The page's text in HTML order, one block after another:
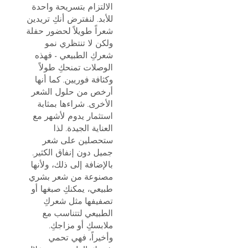
الالتزام بتسريحة واحدة
للأبد. لنفترض أنكِ تريدين
شعراً طويلاً لحضور حفلة
ولكن لا تنتظري نمو
شعركِ الطبيعي - فهذه
الوصلات تمنحكِ طولاً
وكثافة فوريين. كما أنها
أرخص من حلول الشعر
الأخرى. شراءها بمثابة
استثمار يدوم لأشهر مع
العناية الجيدة. لذا
ستحصلين على شعر
جميل دون إنفاق الكثير.
بالإضافة إلى ذلك، ولأنها
مصنوعة من شعر بشري
طبيعي، يمكنكِ صبغها أو
تصفيفها مثل شعركِ
الطبيعي لتتناسب مع
ملابسكِ أو مزاجكِ.
وأخيراً، فهي تحمي